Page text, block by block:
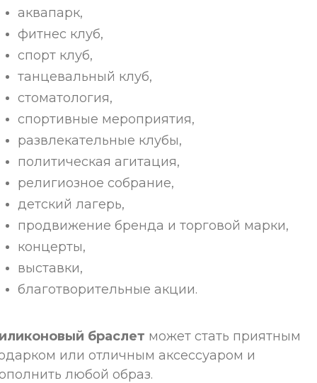
аквапарк,
фитнес клуб,
спорт клуб,
танцевальный клуб,
стоматология,
спортивные мероприятия,
развлекательные клубы,
политическая агитация,
религиозное собрание,
детский лагерь,
продвижение бренда и торговой марки,
концерты,
выставки,
благотворительные акции.
браслет может стать приятным
или отличным аксессуаром и
любой образ.